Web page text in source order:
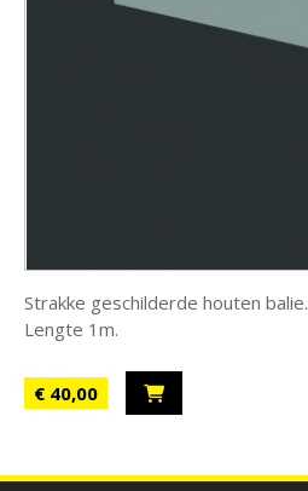
Strakke geschilderde houten balie.
Lengte 1m.
€ 40,00